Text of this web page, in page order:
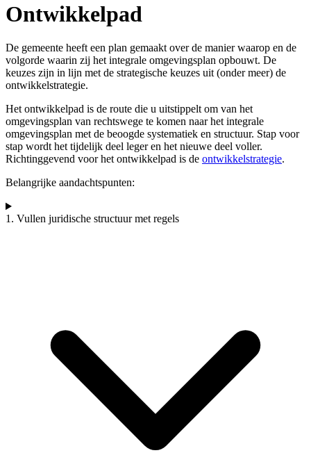
Ontwikkelpad
De gemeente heeft een plan gemaakt over de manier waarop en de
volgorde waarin zij het integrale omgevingsplan opbouwt. De
keuzes zijn in lijn met de strategische keuzes uit (onder meer) de
ontwikkelstrategie.
Het ontwikkelpad is de route die u uitstippelt om van het
omgevingsplan van rechtswege te komen naar het integrale
omgevingsplan met de beoogde systematiek en structuur. Stap voor
stap wordt het tijdelijk deel leger en het nieuwe deel voller.
Richtinggevend voor het ontwikkelpad is de ontwikkelstrategie.
Belangrijke aandachtspunten:
1. Vullen juridische structuur met regels